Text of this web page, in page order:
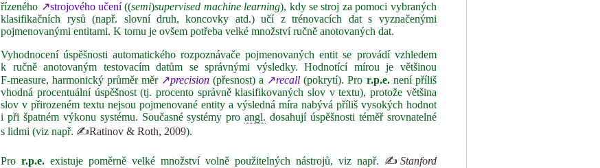
řízeného ↗strojového učení((semi)supervised machine learning), kdy se stroj za pomoci vybraných
klasifikačních rysů (např. slovní druh, koncovky atd.) učí z trénovacích dat s vyznačenými
pojmenovanými entitami. K tomu je ovšem potřeba velké množství ručně anotovaných dat.
Vyhodnocení úspěšnosti automatického rozpoznávače pojmenovaných entit se provádí vzhledem
k ručně anotovaným testovacím datům se správnými výsledky. Hodnotící mírou je většinou
F‑measure, harmonický průměr měr ↗precision (přesnost) a ↗recall (pokrytí). Pro r.p.e.není příliš
vhodná procentuální úspěšnost (tj. procento správně klasifikovaných slov v textu), protože většina
slov v přirozeném textu nejsou pojmenované entity a výsledná míra nabývá příliš vysokých hodnot
i při špatném výkonu systému. Současné systémy proangl. dosahují úspěšnosti téměř srovnatelné
s lidmi (viz např. ✍Ratinov & Roth, 2009).
Pror.p.e. existuje poměrně velké množství volně použitelných nástrojů, viz např. ✍ Stanford